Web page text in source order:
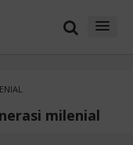
milenial